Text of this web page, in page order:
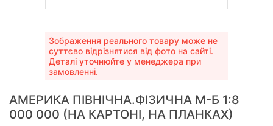
Зображення реального товару може не
суттєво відрізнятися від фото на сайті.
Деталі уточнюйте у менеджера при
замовленні.
АМЕРИКА ПІВНІЧНА.ФІЗИЧНА М-Б 1:8
000 000 (НА КАРТОНІ, НА ПЛАНКАХ)